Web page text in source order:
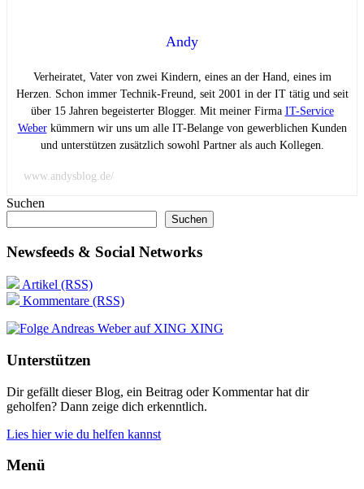
Andy
Verheiratet, Vater von zwei Kindern, eines an der Hand, eines im
Herzen. Schon immer Technik-Freund, seit 2001 in der IT tätig und seit
über 15 Jahren begeisterter Blogger. Mit meiner Firma IT-Service
Weberkümmern wir uns um alle IT-Belange von gewerblichen Kunden
und unterstützen zusätzlich sowohl Partner als auch Kollegen.
www.andysblog.de/
Suchen
Suchen
Newsfeeds & Social Networks
Artikel (RSS)
Kommentare (RSS)
XING
Unterstützen
Dir gefällt dieser Blog, ein Beitrag oder Kommentar hat dir
geholfen? Dann zeige dich erkenntlich.
Lies hier wie du helfen kannst
Menü